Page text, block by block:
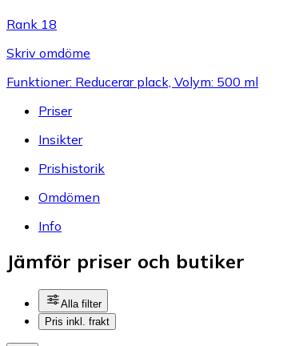
Rank 18
Skriv omdöme
Funktioner: Reducerar plack, Volym: 500 ml
Priser
Insikter
Prishistorik
Omdömen
Info
Jämför priser och butiker
Alla filter
Pris inkl. frakt